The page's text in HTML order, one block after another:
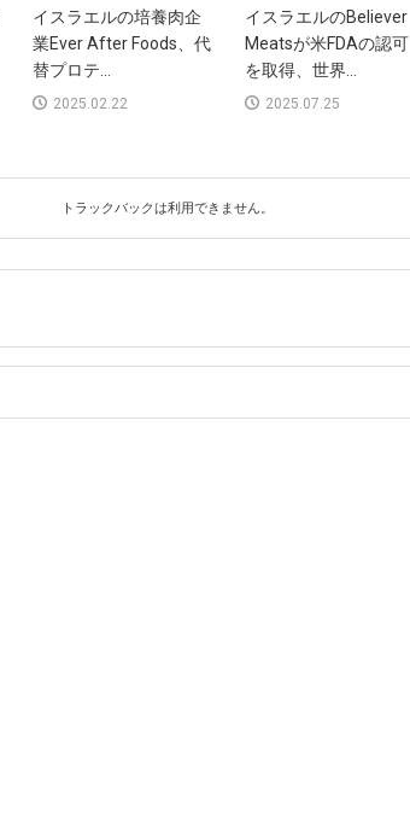
イスラエルの培養肉企
業Ever After Foods、代
替プロテ...
2025.02.22
イスラエルのBeliever
Meatsが米FDAの認可
を取得、世界...
2025.07.25
トラックバックは利用できません。